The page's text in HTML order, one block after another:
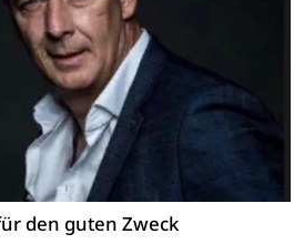
den guten Zweck